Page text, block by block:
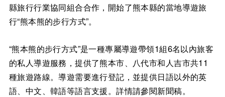
縣旅行行業協同組合合作，開始了熊本縣的當地導遊旅
行“熊本熊的步行方式”。
“熊本熊的步行方式”是一種專屬導遊帶領1組6名以內旅客
的私人導遊服務，提供了熊本市、八代市和人吉市共11
種旅遊路線。導遊需要進行登記，並提供日語以外的英
語、中文、韓語等語言支援。詳情請參閱新聞稿。